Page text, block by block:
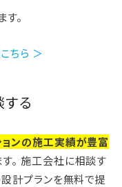
。
ちら ＞
る
ョンの施工実績が豊富
。 施工会社に相談す
計プランを無料で提